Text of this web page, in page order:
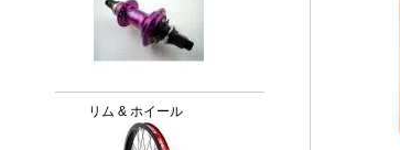
リム & ホイール